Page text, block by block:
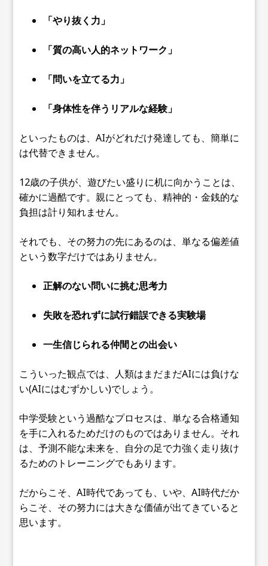
「やり抜く力」
「質の高い人的ネットワーク」
「問いを立てる力」
「身体性を伴うリアルな経験」
といったものは、AIがどれだけ発達しても、簡単に
は代替できません。
12歳の子供が、遊びたい盛りに机に向かうことは、
確かに過酷です。親にとっても、精神的・金銭的な
負担は計り知れません。
それでも、その努力の先にあるのは、単なる偏差値
という数字だけではありません。
正解のない問いに挑む思考力
失敗を恐れずに試行錯誤できる実験場
一生信じられる仲間との出会い
こういった観点では、人類はまだまだAIには負けな
い(AIにはむずかしい)でしょう。
中学受験という過酷なプロセスは、単なる合格通知
を手に入れるためだけのものではありません。それ
は、予測不能な未来を、自分の足で力強く走り抜け
るためのトレーニングでもあります。
だからこそ、AI時代であっても、いや、AI時代だか
らこそ、その努力には大きな価値が出てきていると
思います。